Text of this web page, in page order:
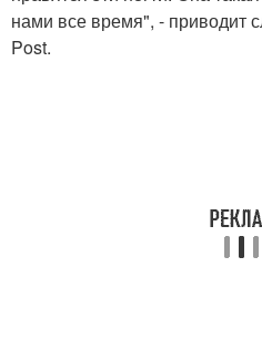
нами все время", - приводит
Post.